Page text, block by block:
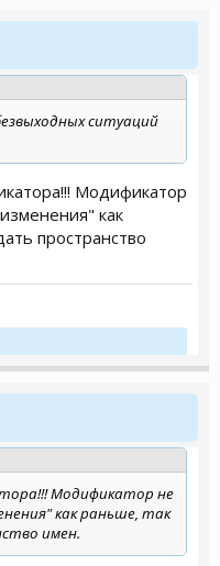
ситуаций
Модификатор
как
пространство
Модификатор не
как раньше, так
имен.